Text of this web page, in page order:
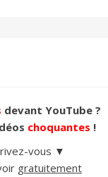
devant YouTube ?
choquantes !
vous ▼
gratuitement